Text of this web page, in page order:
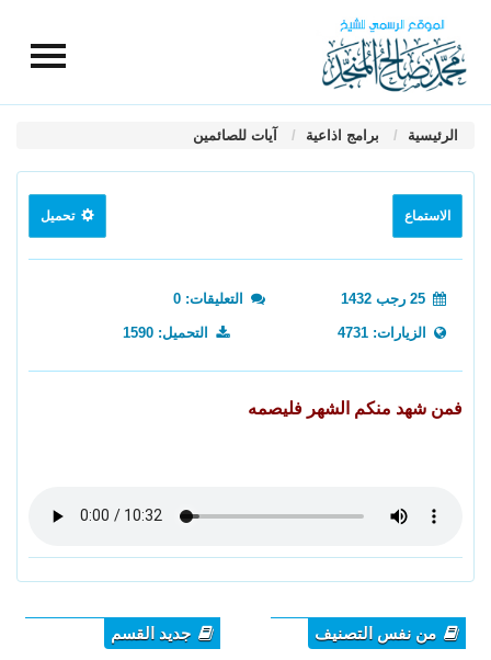
الرئيسية برامج اذاعية آيات للصائمين
الاستماع تحميل
التعليقات: 0
الزيارات: 4731 التحميل: 1590
فمن شهد منكم الشهر فليصمه
من نفس التصنيف جديد القسم